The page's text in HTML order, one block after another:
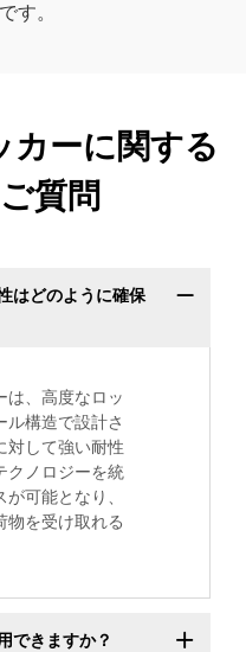
す。
カーに関する
質問
はどのように確保
は、高度なロッ
ル構造で設計さ
対して強い耐性
クノロジーを統
可能となり、
物を受け取れる
できますか？